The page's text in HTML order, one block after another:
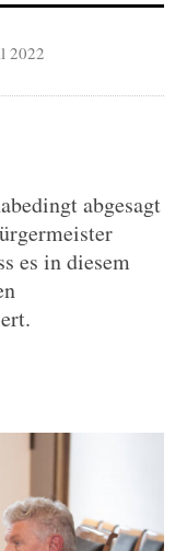
2022
abgesagt
es in diesem